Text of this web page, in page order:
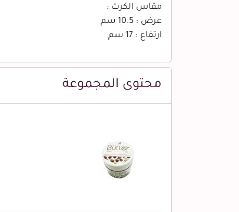
مقاس الكرت :
عرض : 10.5 سم
ارتفاع : 17 سم
محتوى المجموعة